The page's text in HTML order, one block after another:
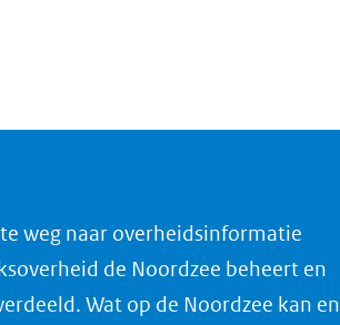
weg naar overheidsinformatie
de Noordzee beheert en
Wat op de Noordzee kan en